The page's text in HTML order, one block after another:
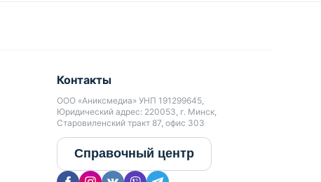
Контакты
ООО «Аниксмедиа» УНП 191299645,
Юридический адрес: 220053, г. Минск,
Старовиленский тракт 87, офис 303
Справочный центр